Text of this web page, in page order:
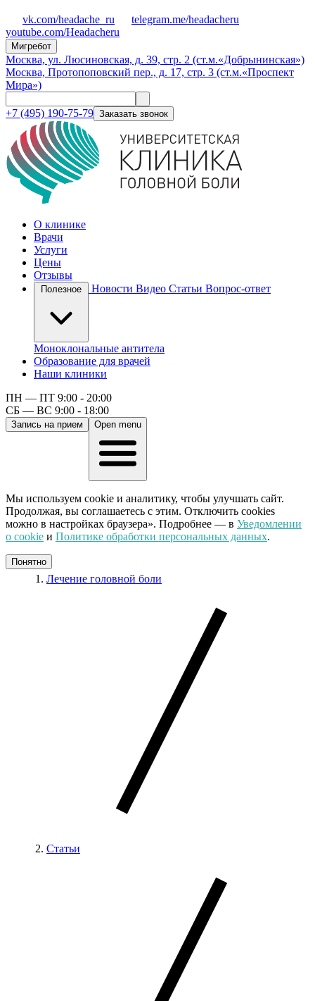
vk.com/headache_ru
telegram.me/headacheru
youtube.com/Headacheru
Мигребот
Москва, ул. Люсиновская, д. 39, стр. 2 (ст.м.«Добрынинская»)
Москва, Протопоповский пер., д. 17, стр. 3 (ст.м.«Проспект
Мира»)
+7 (495) 190-75-79 Заказать звонок
О клинике
Врачи
Услуги
Цены
Отзывы
Новости Видео Статьи Вопрос-ответ
Моноклональные антитела
Образование для врачей
Наши клиники
ПН — ПТ 9:00 - 20:00
СБ — ВС 9:00 - 18:00
Запись на прием Open menu
Мы используем cookie и аналитику, чтобы улучшать сайт.
Продолжая, вы соглашаетесь с этим. Отключить cookies
можно в настройках браузера». Подробнее — в Уведомлении
о cookie и Политике обработки персональных данных.
Понятно
Лечение головной боли
Статьи